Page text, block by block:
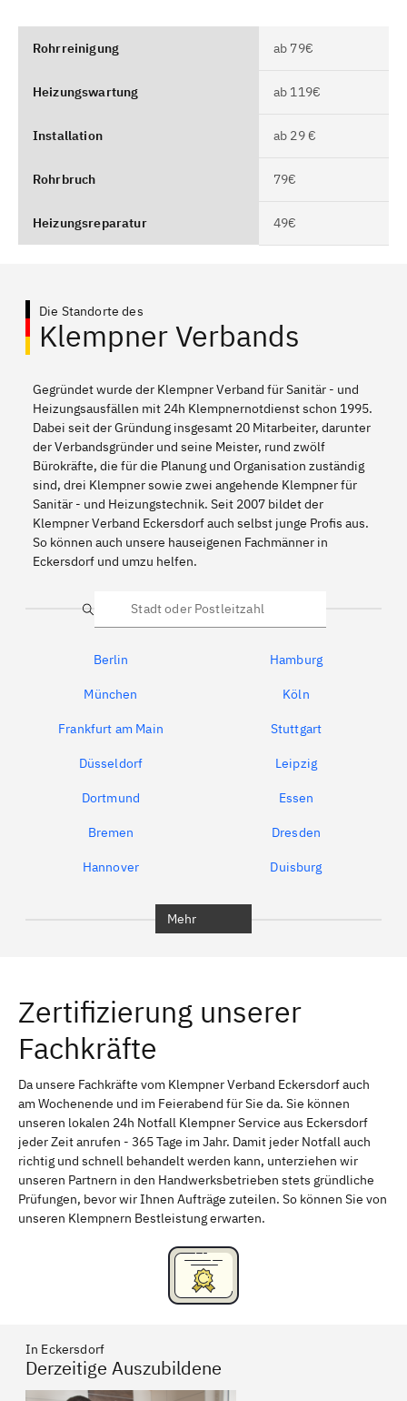
Rohrreinigung ab 79€
Heizungswartung ab 119€
Installation ab 29 €
Rohrbruch 79€
Heizungsreparatur 49€
Die Standorte des
Klempner Verbands
Gegründet wurde der Klempner Verband für Sanitär - und
Heizungsausfällen mit 24h Klempnernotdienst schon 1995.
Dabei seit der Gründung insgesamt 20 Mitarbeiter, darunter
der Verbandsgründer und seine Meister, rund zwölf
Bürokräfte, die für die Planung und Organisation zuständig
sind, drei Klempner sowie zwei angehende Klempner für
Sanitär - und Heizungstechnik. Seit 2007 bildet der
Klempner Verband Eckersdorf auch selbst junge Profis aus.
So können auch unsere hauseigenen Fachmänner in
Eckersdorf und umzu helfen.
Suche
Berlin Hamburg
München Köln
Frankfurt am Main Stuttgart
Düsseldorf Leipzig
Dortmund Essen
Bremen Dresden
Hannover Duisburg
Erlangen Bamberg
Bayreuth
Schweinfurt Passau
Freising Rudelsdorf, Mittelfranken
Mehr
Zertifizierung unserer
Fachkräfte
Da unsere Fachkräfte vom Klempner Verband Eckersdorf auch
am Wochenende und im Feierabend für Sie da. Sie können
unseren lokalen 24h Notfall Klempner Service aus Eckersdorf
jeder Zeit anrufen - 365 Tage im Jahr. Damit jeder Notfall auch
richtig und schnell behandelt werden kann, unterziehen wir
unseren Partnern in den Handwerksbetrieben stets gründliche
Prüfungen, bevor wir Ihnen Aufträge zuteilen. So können Sie von
unseren Klempnern Bestleistung erwarten.
In Eckersdorf
Derzeitige Auszubildene